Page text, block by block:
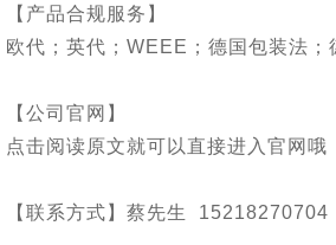
【产品合规服务】
欧代；英代；WEEE；德国包装法；
【公司官网】
点击阅读原文就可以直接进入官网哦
【联系方式】蔡先生 15218270704